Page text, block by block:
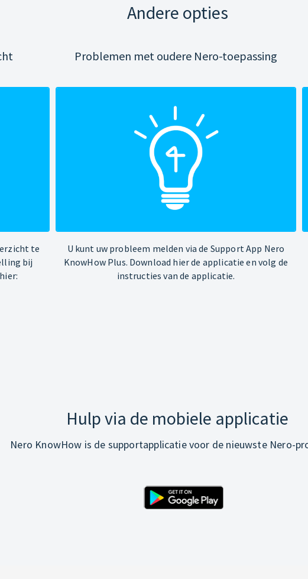
Andere opties
te
bij
Problemen met oudere Nero-toepassing
U kunt uw probleem melden via de Support App Nero
KnowHow Plus. Download hier de applicatie en volg de
instructies van de applicatie.
Hulp via de mobiele applicatie
Nero KnowHow is de supportapplicatie voor de nieuwste Nero-